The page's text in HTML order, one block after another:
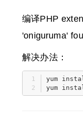
编译PHP
'oniguruma'
解决办法：
yum
yum